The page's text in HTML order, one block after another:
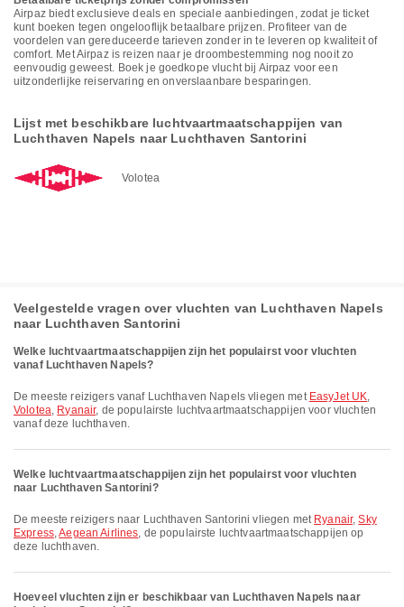
Airpaz biedt exclusieve deals en speciale aanbiedingen, zodat je ticket
kunt boeken tegen ongelooflijk betaalbare prijzen. Profiteer van de
voordelen van gereduceerde tarieven zonder in te leveren op kwaliteit of
comfort. Met Airpaz is reizen naar je droombestemming nog nooit zo
eenvoudig geweest. Boek je goedkope vlucht bij Airpaz voor een
uitzonderlijke reiservaring en onverslaanbare besparingen.
Lijst met beschikbare luchtvaartmaatschappijen van
Luchthaven Napels naar Luchthaven Santorini
Volotea
Veelgestelde vragen over vluchten van Luchthaven Napels
naar Luchthaven Santorini
Welke luchtvaartmaatschappijen zijn het populairst voor vluchten
vanaf Luchthaven Napels?
De meeste reizigers vanaf Luchthaven Napels vliegen met EasyJet UK,
Volotea, Ryanair, de populairste luchtvaartmaatschappijen voor vluchten
vanaf deze luchthaven.
Welke luchtvaartmaatschappijen zijn het populairst voor vluchten
naar Luchthaven Santorini?
De meeste reizigers naar Luchthaven Santorini vliegen met Ryanair,Sky
Express,Aegean Airlines, de populairste luchtvaartmaatschappijen op
deze luchthaven.
Hoeveel vluchten zijn er beschikbaar van Luchthaven Napels naar